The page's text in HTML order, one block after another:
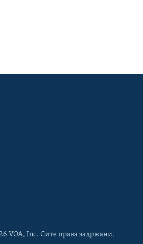
VOA, Inc. Сите права задржани.